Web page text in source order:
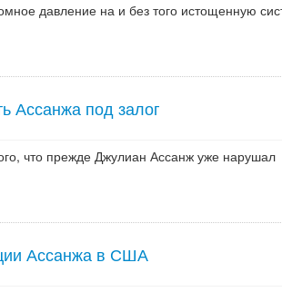
давление на и без того истощенную
Ассанжа под залог
что прежде Джулиан Ассанж уже нарушал
Ассанжа в США